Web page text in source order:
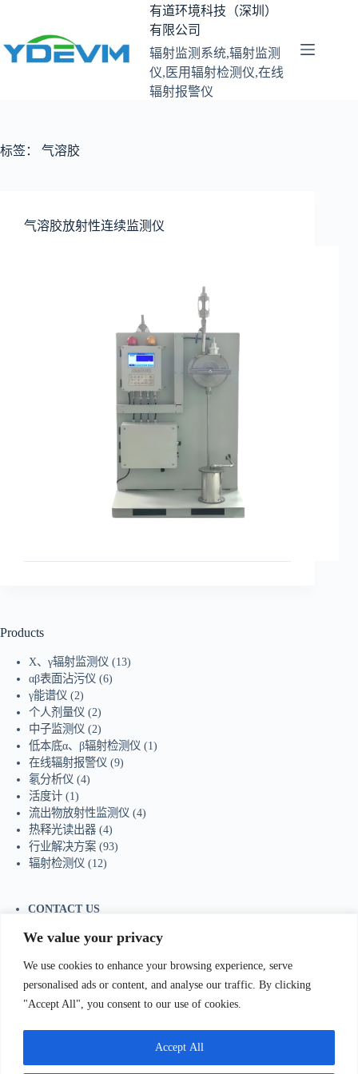
We value your privacy
We use cookies to enhance your browsing experience, serve
personalised ads or content, and analyse our traffic. By clicking
"Accept All", you consent to our use of cookies.
Accept All
内
容
有道环境科技（深圳）
有限公司
辐射监测系统,辐射监测
仪,医用辐射检测仪,在线
辐射报警仪
标签： 气溶胶
气溶胶放射性连续监测仪
Products
X、γ辐射监测仪 (13)
αβ表面沾污仪 (6)
γ能谱仪 (2)
个人剂量仪 (2)
中子监测仪 (2)
低本底α、β辐射检测仪 (1)
在线辐射报警仪 (9)
氡分析仪 (4)
活度计 (1)
流出物放射性监测仪 (4)
热释光读出器 (4)
行业解决方案 (93)
辐射检测仪 (12)
CONTACT US
Mobile/Wechat：+86-18129873251
E-mail:sales@ydhjkj.cn
我们Contact Us:电话(Tel)：+86-0755-23736433;手机
（Wechat）;Email:sales@ydhjkj.cn;Whatsapp:+44-